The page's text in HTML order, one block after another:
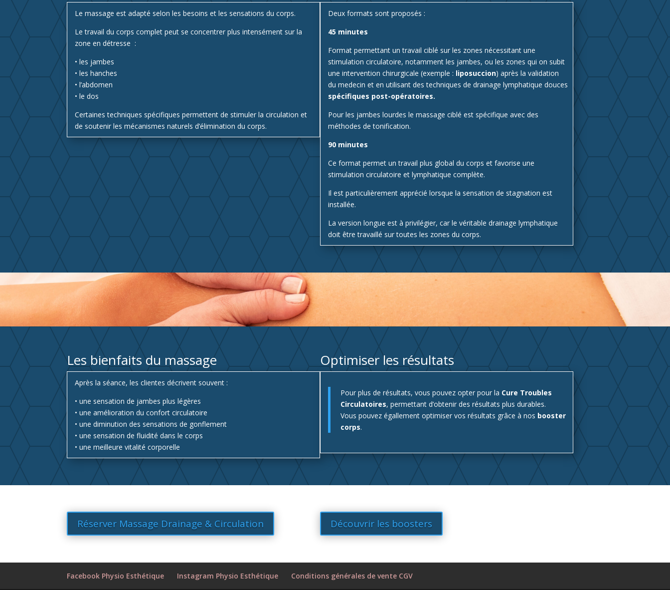
Le massage est adapté selon les besoins et les sensations du corps.
Le travail du corps complet peut se concentrer plus intensément sur la
zone en détresse :
• les jambes
• les hanches
• l’abdomen
• le dos
Certaines techniques spécifiques permettent de stimuler la circulation et
de soutenir les mécanismes naturels d’élimination du corps.
Deux formats sont proposés :
45 minutes
Format permettant un travail ciblé sur les zones nécessitant une
stimulation circulatoire, notamment les jambes, ou les zones qui on subit
une intervention chirurgicale (exemple : liposuccion) après la validation
du medecin et en utilisant des techniques de drainage lymphatique douces
spécifiques post-opératoires.
Pour les jambes lourdes le massage ciblé est spécifique avec des
méthodes de tonification.
90 minutes
Ce format permet un travail plus global du corps et favorise une
stimulation circulatoire et lymphatique complète.
Il est particulièrement apprécié lorsque la sensation de stagnation est
installée.
La version longue est à privilégier, car le véritable drainage lymphatique
doit être travaillé sur toutes les zones du corps.
Les bienfaits du massage
Après la séance, les clientes décrivent souvent :
• une sensation de jambes plus légères
• une amélioration du confort circulatoire
• une diminution des sensations de gonflement
• une sensation de fluidité dans le corps
• une meilleure vitalité corporelle
Optimiser les résultats
Pour plus de résultats, vous pouvez opter pour la Cure Troubles
Circulatoires, permettant d’obtenir des résultats plus durables.
Vous pouvez égallement optimiser vos résultats grâce à nos booster
corps.
Réserver Massage Drainage & Circulation Découvrir les boosters
Facebook Physio Esthétique Instagram Physio Esthétique Conditions générales de vente CGV